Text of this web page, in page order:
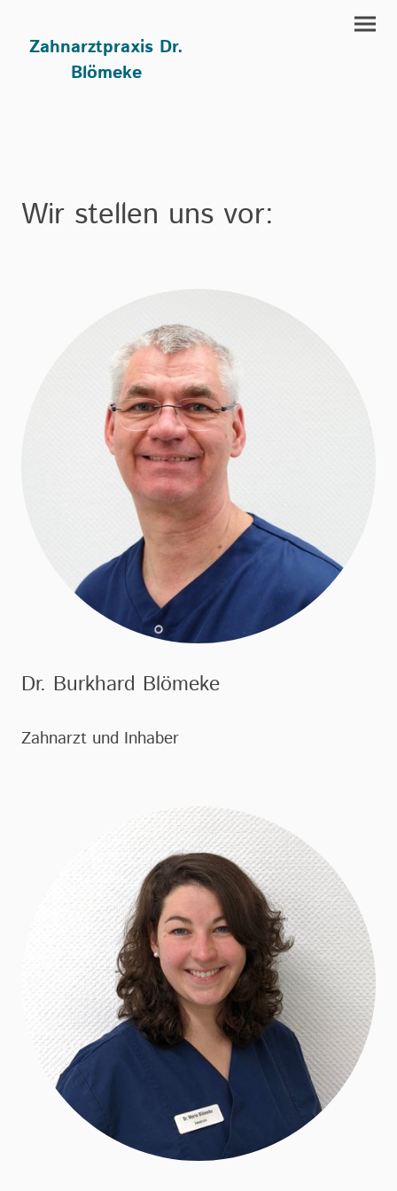
Zahnarztpraxis Dr.
Blömeke
Wir stellen uns vor:
Dr. Burkhard Blömeke
Zahnarzt und Inhaber